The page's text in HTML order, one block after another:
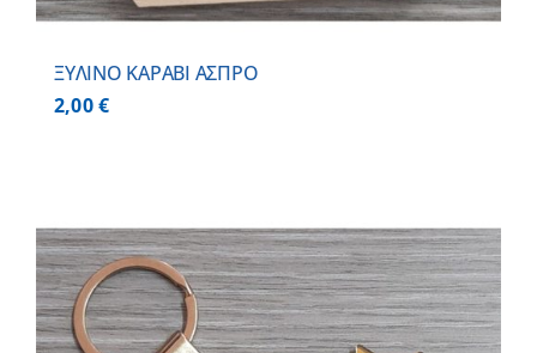
ΞΥΛΙΝΟ ΚΑΡΑΒΙ ΑΣΠΡΟ
2,00€